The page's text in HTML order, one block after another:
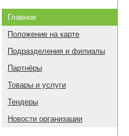
Главное
Положение на карте
Подразделения и филиалы
Партнёры
Товары и услуги
Тендеры
Новости организации